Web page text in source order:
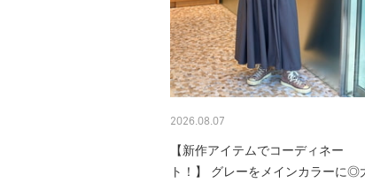
2026.08.07
【新作アイテムでコーディネー
ト！】 グレーをメインカラーに◎